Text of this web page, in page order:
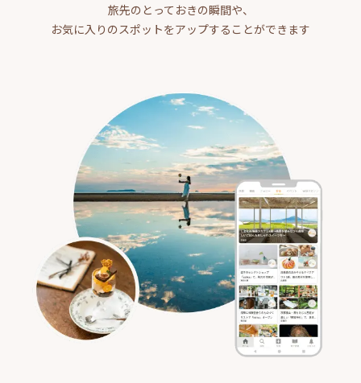
旅先のとっておきの瞬間や、
お気に入りのスポットをアップすることができます